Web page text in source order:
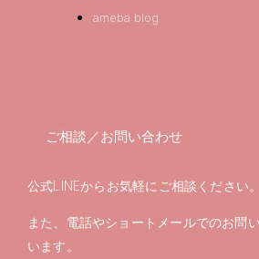
ameba blog
ご相談／お問い合わせ
公式LINEからお気軽にご相談ください。
また、電話やショートメールでのお問
います。